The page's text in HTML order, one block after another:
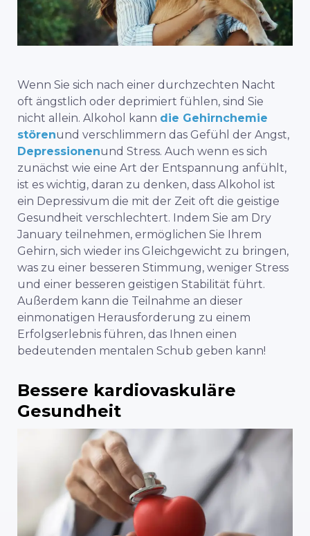
Wenn Sie sich nach einer durchzechten Nacht
oft ängstlich oder deprimiert fühlen, sind Sie
nicht allein. Alkohol kann die Gehirnchemie
störenund verschlimmern das Gefühl der Angst,
Depressionenund Stress. Auch wenn es sich
zunächst wie eine Art der Entspannung anfühlt,
ist es wichtig, daran zu denken, dass Alkohol ist
ein Depressivum die mit der Zeit oft die geistige
Gesundheit verschlechtert. Indem Sie am Dry
January teilnehmen, ermöglichen Sie Ihrem
Gehirn, sich wieder ins Gleichgewicht zu bringen,
was zu einer besseren Stimmung, weniger Stress
und einer besseren geistigen Stabilität führt.
Außerdem kann die Teilnahme an dieser
einmonatigen Herausforderung zu einem
Erfolgserlebnis führen, das Ihnen einen
bedeutenden mentalen Schub geben kann!
Bessere kardiovaskuläre
Gesundheit